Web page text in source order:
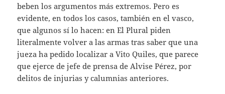
beben los argumentos más extremos. Pero es
evidente, en todos los casos, también en el vasco,
que algunos sí lo hacen: en El Plural piden
literalmente volver a las armas tras saber que una
jueza ha pedido localizar a Vito Quiles, que parece
que ejerce de jefe de prensa de Alvise Pérez, por
delitos de injurias y calumnias anteriores.